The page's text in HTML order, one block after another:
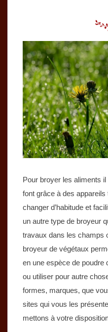
Pour broyer les aliments
font grâce à des
changer d’habitude et
un autre type de broyeur
travaux dans les champs
broyeur de végétaux
en une espèce de poudre
ou utiliser pour autre
formes, marques, que
sites qui vous les
mettons à votre